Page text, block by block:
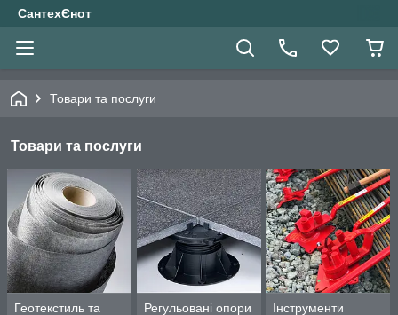
СантехЄнот
Товари та послуги
Товари та послуги
Геотекстиль та
Регульовані опори
Інструменти